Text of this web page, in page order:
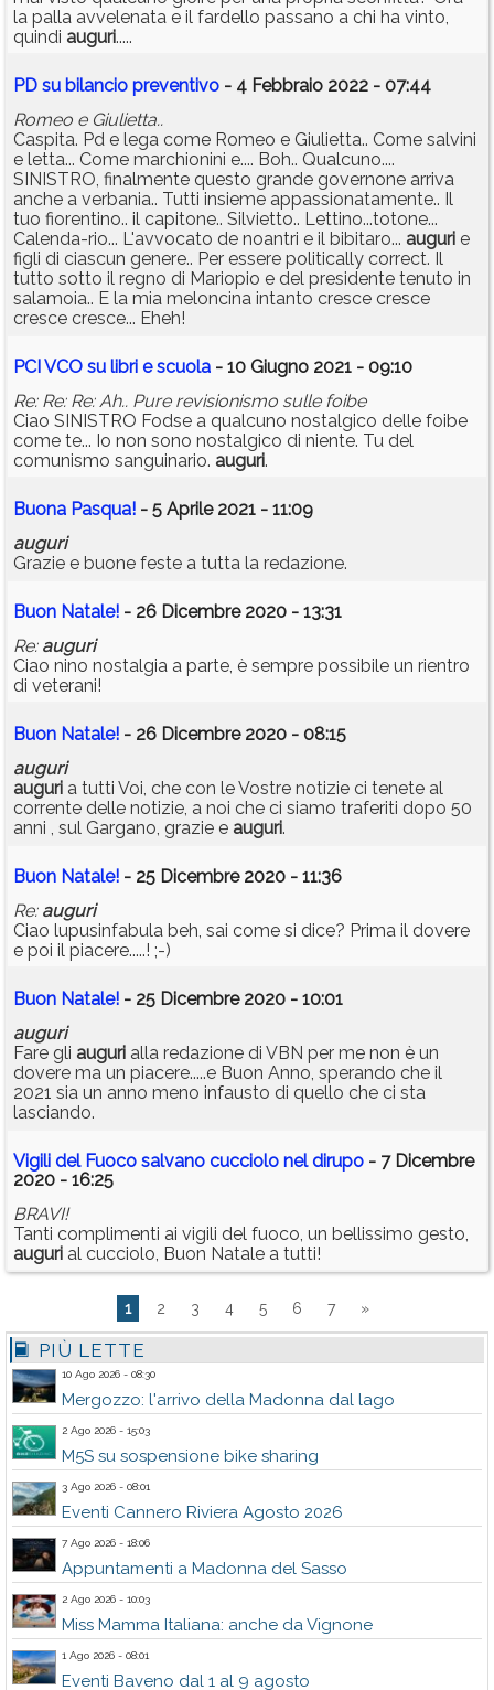
la palla avvelenata e il fardello passano a chi ha vinto,
quindi auguri.....
PD su bilancio preventivo - 4 Febbraio 2022 - 07:44
Romeo e Giulietta..
Caspita. Pd e lega come Romeo e Giulietta.. Come salvini
e letta... Come marchionini e.... Boh.. Qualcuno....
SINISTRO, finalmente questo grande governone arriva
anche a verbania.. Tutti insieme appassionatamente.. Il
tuo fiorentino.. il capitone.. Silvietto.. Lettino...totone...
Calenda-rio... L'avvocato de noantri e il bibitaro... auguri e
figli di ciascun genere.. Per essere politically correct. Il
tutto sotto il regno di Mariopio e del presidente tenuto in
salamoia.. E la mia meloncina intanto cresce cresce
cresce cresce... Eheh!
PCI VCO su libri e scuola - 10 Giugno 2021 - 09:10
Re: Re: Re: Ah.. Pure revisionismo sulle foibe
Ciao SINISTRO Fodse a qualcuno nostalgico delle foibe
come te... Io non sono nostalgico di niente. Tu del
comunismo sanguinario. auguri.
Buona Pasqua! - 5 Aprile 2021 - 11:09
auguri
Grazie e buone feste a tutta la redazione.
Buon Natale! - 26 Dicembre 2020 - 13:31
Re: auguri
Ciao nino nostalgia a parte, è sempre possibile un rientro
di veterani!
Buon Natale! - 26 Dicembre 2020 - 08:15
auguri
auguri a tutti Voi, che con le Vostre notizie ci tenete al
corrente delle notizie, a noi che ci siamo traferiti dopo 50
anni , sul Gargano, grazie e auguri.
Buon Natale! - 25 Dicembre 2020 - 11:36
Re: auguri
Ciao lupusinfabula beh, sai come si dice? Prima il dovere
e poi il piacere.....! ;-)
Buon Natale! - 25 Dicembre 2020 - 10:01
auguri
Fare gli auguri alla redazione di VBN per me non è un
dovere ma un piacere.....e Buon Anno, sperando che il
2021 sia un anno meno infausto di quello che ci sta
lasciando.
Vigili del Fuoco salvano cucciolo nel dirupo - 7 Dicembre
2020 - 16:25
BRAVI!
Tanti complimenti ai vigili del fuoco, un bellissimo gesto,
auguri al cucciolo, Buon Natale a tutti!
1 2 3 4 5 6 7 »
PIÙ LETTE
10 Ago 2026 - 08:30
Mergozzo: l'arrivo della Madonna dal lago
2 Ago 2026 - 15:03
M5S su sospensione bike sharing
3 Ago 2026 - 08:01
Eventi Cannero Riviera Agosto 2026
7 Ago 2026 - 18:06
Appuntamenti a Madonna del Sasso
2 Ago 2026 - 10:03
Miss Mamma Italiana: anche da Vignone
1 Ago 2026 - 08:01
Eventi Baveno dal 1 al 9 agosto